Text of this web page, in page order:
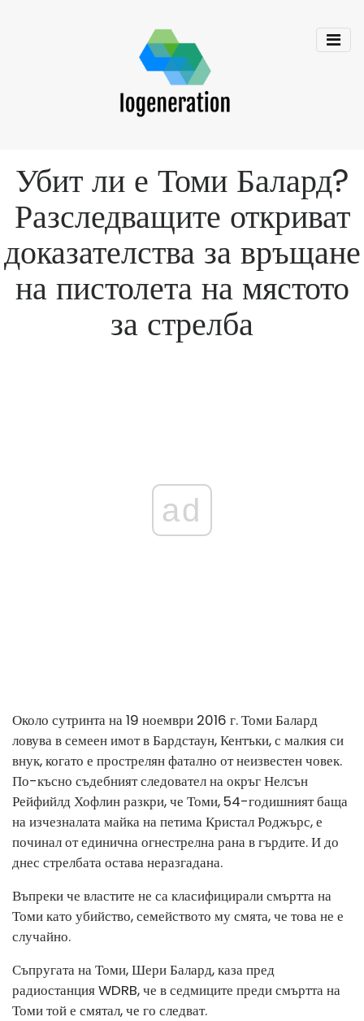
Убит ли е Томи Балард?
Разследващите откриват
доказателства за връщане
на пистолета на мястото
за стрелба
ad
Около сутринта на 19 ноември 2016 г. Томи Балард
ловува в семеен имот в Бардстаун, Кентъки, с малкия си
внук, когато е прострелян фатално от неизвестен човек.
По-късно съдебният следовател на окръг Нелсън
Рейфийлд Хофлин разкри, че Томи, 54-годишният баща
на изчезналата майка на петима Кристал Роджърс, е
починал от единична огнестрелна рана в гърдите. И до
днес стрелбата остава неразгадана.
Въпреки че властите не са класифицирали смъртта на
Томи като убийство, семейството му смята, че това не е
случайно.
Съпругата на Томи, Шери Балард, каза пред
радиостанция WDRB, че в седмиците преди смъртта на
Томи той е смятал, че го следват.